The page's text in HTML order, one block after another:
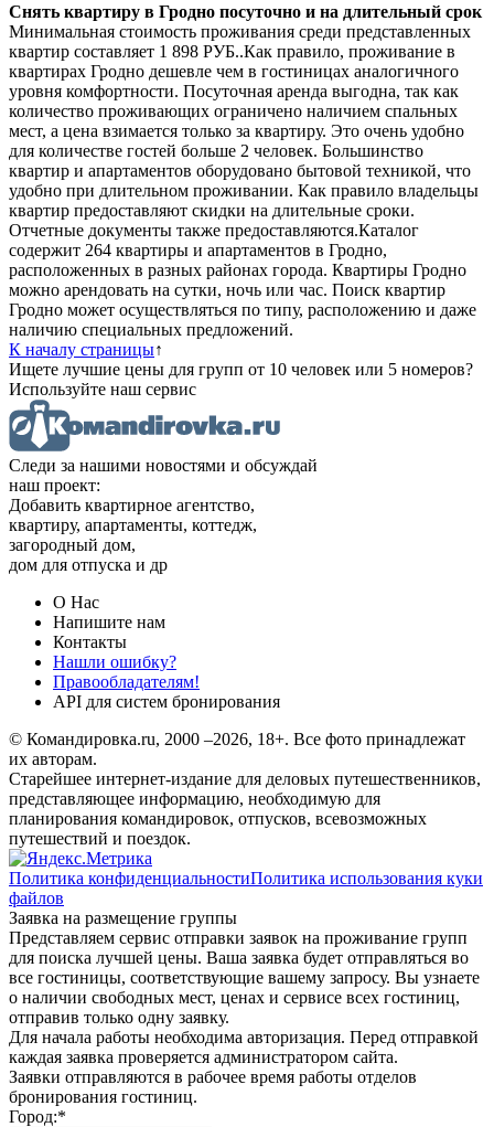
Снять квартиру в Гродно посуточно и на длительный срок
Минимальная стоимость проживания среди представленных
квартир составляет 1 898 РУБ..Как правило, проживание в
квартирах Гродно дешевле чем в гостиницах аналогичного
уровня комфортности. Посуточная аренда выгодна, так как
количество проживающих ограничено наличием спальных
мест, а цена взимается только за квартиру. Это очень удобно
для количестве гостей больше 2 человек. Большинство
квартир и апартаментов оборудовано бытовой техникой, что
удобно при длительном проживании. Как правило владельцы
квартир предоставляют скидки на длительные сроки.
Отчетные документы также предоставляются.Каталог
содержит 264 квартиры и апартаментов в Гродно,
расположенных в разных районах города. Квартиры Гродно
можно арендовать на сутки, ночь или час. Поиск квартир
Гродно может осуществляться по типу, расположению и даже
наличию специальных предложений.
К началу страницы↑
Ищете лучшие цены для групп от 10 человек или 5 номеров?
Используйте наш сервис
Следи за нашими новостями и обсуждай
наш проект:
Добавить квартирное агентство,
квартиру, апартаменты, коттедж,
загородный дом,
дом для отпуска и др
О Нас
Напишите нам
Контакты
Нашли ошибку?
Правообладателям!
API для систем бронирования
© Командировка.ru, 2000 –2026, 18+. Все фото принадлежат
их авторам.
Старейшее интернет-издание для деловых путешественников,
представляющее информацию, необходимую для
планирования командировок, отпусков, всевозможных
путешествий и поездок.
Политика конфиденциальностиПолитика использования куки
файлов
Заявка на размещение группы
Представляем сервис отправки заявок на проживание групп
для поиска лучшей цены. Ваша заявка будет отправляться во
все гостиницы, соответствующие вашему запросу. Вы узнаете
о наличии свободных мест, ценах и сервисе всех гостиниц,
отправив только одну заявку.
Для начала работы необходима авторизация. Перед отправкой
каждая заявка проверяется администратором сайта.
Заявки отправляются в рабочее время работы отделов
бронирования гостиниц.
Город:*